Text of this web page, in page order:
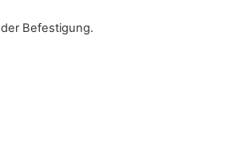
der Befestigung.